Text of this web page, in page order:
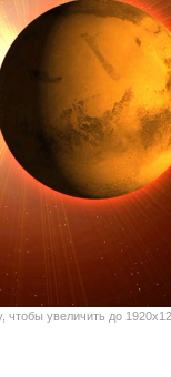
чтобы увеличить до